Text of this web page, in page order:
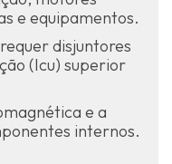
e equipamentos.
disjuntores
(Icu) superior
e a
internos.